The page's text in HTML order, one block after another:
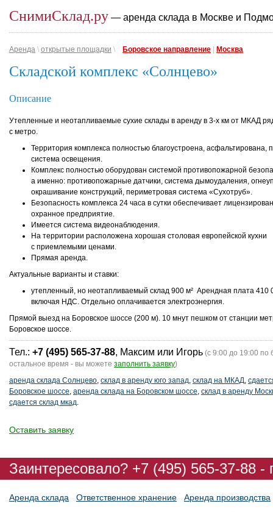
СнимиСклад.ру — аренда склада в Москве и
Аренда \ открытые площадки \ Боровское направление Москва
Складской комплекс «Солнцево»
Описание
Утепленные и неотапливаемые сухие склады в аренду в 3-х км от МКАД
с метро.
Территория комплекса полностью благоустроена, асфальтирована,
система освещения.
Комплекс полностью оборудован системой противопожарной
а именно: противопожарные датчики, система дымоудаления,
окрашивание конструкций, периметровая система «Сухотруб».
Безопасность комплекса 24 часа в сутки обеспечивает
охранное предприятие.
Имеется система видеонаблюдения.
На территории расположена хорошая столовая европейской кухни
с приемлемыми ценами.
Прямая аренда.
Актуальные варианты и ставки:
утепленный, но неотапливаемый склад 900 м² Арендная плата 410
включая НДС. Отдельно оплачивается электроэнергия.
Прямой выезд на Боровское шоссе (200 м). 10 мнут пешком от станции
Боровское шоссе.
Тел.: +7 (495) 565-37-88, Максим или Игорь (с 9:00 до 19:00 по
остальное время - вы можете заполнить заявку)
аренда склада Солнцево, склад в аренду юго запад, склад на МКАД,
Боровское шоссе, аренда склада на Боровском шоссе, склад в аренду
сдается склад мкад.
Оставить заявку
Заинтересовало? +7 (495) 565-37-88
Аренда склада Ответственное хранение Аренда производства